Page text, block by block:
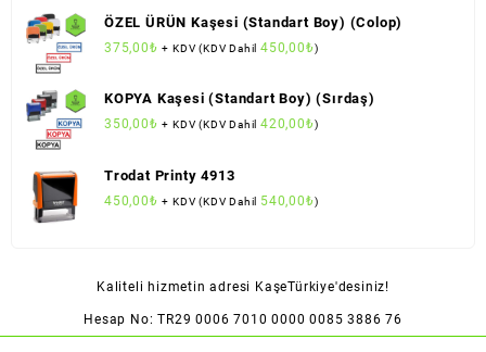
ÖZEL ÜRÜN Kaşesi (Standart Boy) (Colop)
375,00₺ + KDV (KDV Dahil450,00₺)
KOPYA Kaşesi (Standart Boy) (Sırdaş)
350,00₺ + KDV (KDV Dahil420,00₺)
Trodat Printy 4913
450,00₺ + KDV (KDV Dahil 540,00₺)
Kaliteli hizmetin adresi KaşeTürkiye'desiniz!
Hesap No: TR29 0006 7010 0000 0085 3886 76